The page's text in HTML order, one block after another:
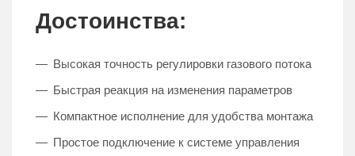
Достоинства:
Высокая точность регулировки газового потока
Быстрая реакция на изменения параметров
Компактное исполнение для удобства монтажа
Простое подключение к системе управления